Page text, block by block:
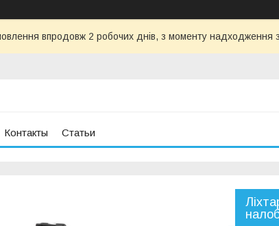
впродовж 2 робочих днів, з моменту надходження
Контакты Статьи